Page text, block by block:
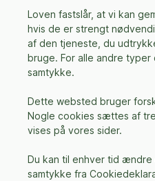
Loven fastslår, at vi kan
hvis de er strengt
af den tjeneste, du
bruge. For alle andre
samtykke.
Dette websted bruger
Nogle cookies sættes af
vises på vores sider.
Du kan til enhver tid
samtykke fra